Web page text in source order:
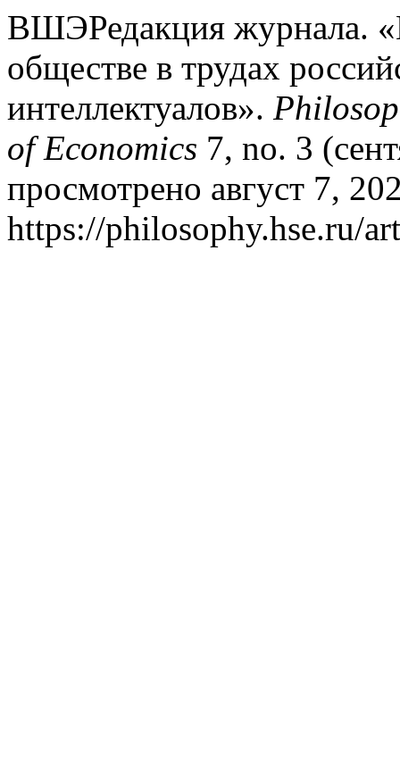
ВШЭРедакция журнала.
обществе в трудах
интеллектуалов».
of Economics 7, no. 3
просмотрено август 7,
https://philosophy.hse.ru/